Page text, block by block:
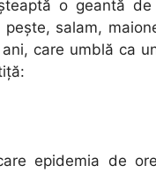
o geantă
salam,
care umblă ca
epidemia de